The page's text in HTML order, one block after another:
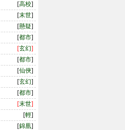
[高校]
[末世]
[懸疑]
[都市]
[玄幻]
[都市]
[仙俠]
[玄幻]
[都市]
[末世]
[輕]
[錦凰]